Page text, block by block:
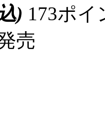
) 173ポ
売